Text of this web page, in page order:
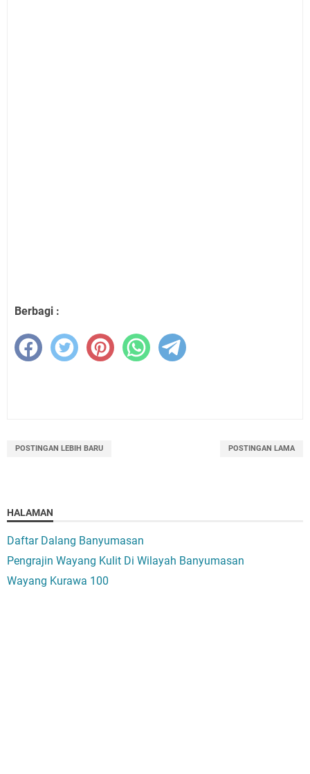
Berbagi :
POSTINGAN LEBIH BARU POSTINGAN LAMA
HALAMAN
Daftar Dalang Banyumasan
Pengrajin Wayang Kulit Di Wilayah Banyumasan
Wayang Kurawa 100